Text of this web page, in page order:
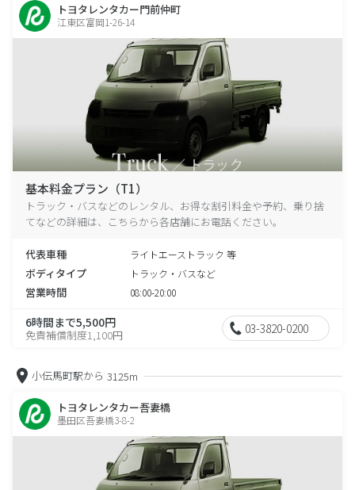
トヨタレンタカー門前仲町
江東区富岡1-26-14
基本料金プラン（T1）
トラック・バスなどのレンタル、お得な割引料金や予約、乗り捨
てなどの詳細は、こちらから各店舗にお電話ください。
代表車種 ライトエーストラック 等
ボディタイプ トラック・バスなど
営業時間 08:00-20:00
6時間まで5,500円
免責補償制度1,100円 03-3820-0200
小伝馬町駅から 3125m
トヨタレンタカー吾妻橋
墨田区吾妻橋3-8-2